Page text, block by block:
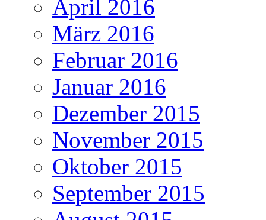
April 2016
März 2016
Februar 2016
Januar 2016
Dezember 2015
November 2015
Oktober 2015
September 2015